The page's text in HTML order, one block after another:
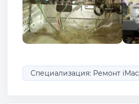
Специализация: Ремонт iMac